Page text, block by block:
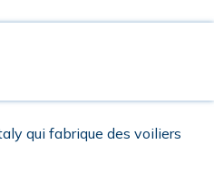
qui fabrique des voiliers